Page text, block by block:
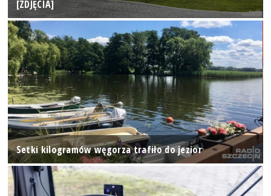
[ZDJĘCIA]
Setki kilogramów węgorza trafiło do jezior